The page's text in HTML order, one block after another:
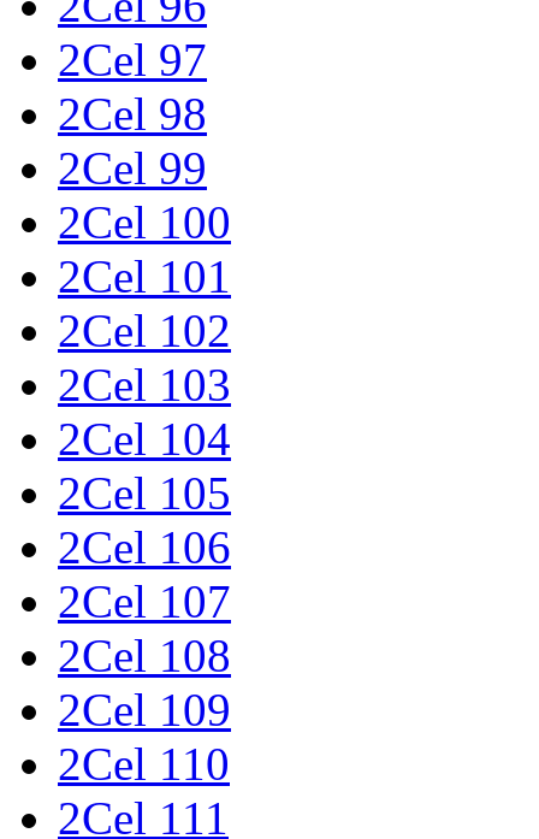
2Cel 97
2Cel 98
2Cel 99
2Cel 100
2Cel 101
2Cel 102
2Cel 103
2Cel 104
2Cel 105
2Cel 106
2Cel 107
2Cel 108
2Cel 109
2Cel 110
2Cel 111